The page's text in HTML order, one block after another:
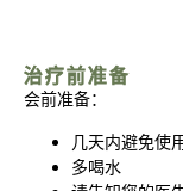
治疗前准备
会前准备：
几天内避免使
多喝水